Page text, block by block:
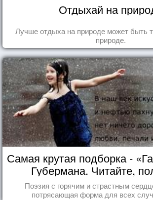
Отдыхай на
Лучше отдыха на природе может быть
природе.
Самая крутая подборка -
Губермана. Читайте,
удовольствие!
Поэзия с горячим и страстным
потрясающая форма для всех